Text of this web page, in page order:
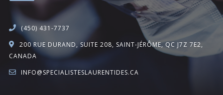
(450) 431-7737
200 RUE DURAND, SUITE 208, SAINT-JÉRÔME, QC J7Z 7E2,
CANADA
INFO@SPECIALISTESLAURENTIDES.CA